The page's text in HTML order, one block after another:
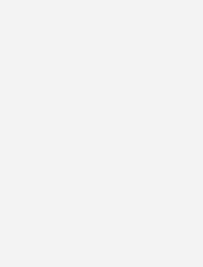
in Vorbereitung
Falle der
unterrichtet. Bereits
rückerstattet.
der bestellten Ware
in der Lage ist, weil
nicht
Rücktritt berechtigt. In